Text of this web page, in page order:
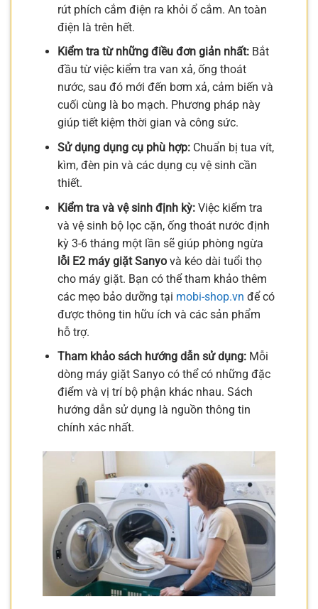
rút phích cắm điện ra khỏi ổ cắm. An toàn
điện là trên hết.
Kiểm tra từ những điều đơn giản nhất:Bắt
đầu từ việc kiểm tra van xả, ống thoát
nước, sau đó mới đến bơm xả, cảm biến và
cuối cùng là bo mạch. Phương pháp này
giúp tiết kiệm thời gian và công sức.
Sử dụng dụng cụ phù hợp:Chuẩn bị tua vít,
kìm, đèn pin và các dụng cụ vệ sinh cần
thiết.
Kiểm tra và vệ sinh định kỳ:Việc kiểm tra
và vệ sinh bộ lọc cặn, ống thoát nước định
kỳ 3-6 tháng một lần sẽ giúp phòng ngừa
lỗi E2 máy giặt Sanyovà kéo dài tuổi thọ
cho máy giặt. Bạn có thể tham khảo thêm
các mẹo bảo dưỡng tại mobi-shop.vn để có
được thông tin hữu ích và các sản phẩm
hỗ trợ.
Tham khảo sách hướng dẫn sử dụng:Mỗi
dòng máy giặt Sanyo có thể có những đặc
điểm và vị trí bộ phận khác nhau. Sách
hướng dẫn sử dụng là nguồn thông tin
chính xác nhất.